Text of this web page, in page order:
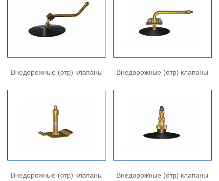
Внедорожные (отр) клапаны Внедорожные (отр) клапаны
Внедорожные (отр) клапаны Внедорожные (отр) клапаны